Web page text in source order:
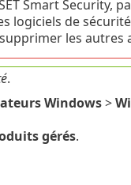
Smart Security,
logiciels de
les autres
.
Windows>
gérés.